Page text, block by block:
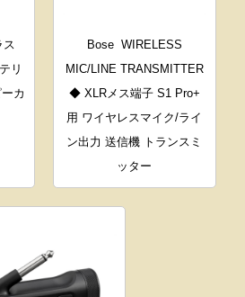
リ
カ
Bose WIRELESS
MIC/LINE TRANSMITTER
◆ XLRメス端子 S1 Pro+
用 ワイヤレスマイク/ライ
ン出力 送信機 トランスミ
ッター